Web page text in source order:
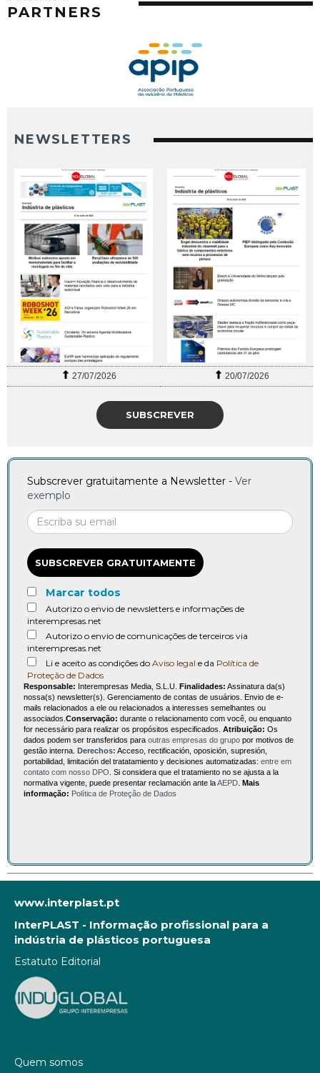
PARTNERS
NEWSLETTERS
27/07/2026 20/07/2026
SUBSCREVER
Subscrever gratuitamente a Newsletter - Ver
exemplo
SUBSCREVER GRATUITAMENTE
Marcar todos
Autorizo o envio de newsletters e informações de
interempresas.net
Autorizo o envio de comunicações de terceiros via
interempresas.net
Li e aceito as condições do Aviso legal e da Política de
Proteção de Dados
Responsable: Interempresas Media, S.L.U. Finalidades: Assinatura da(s)
nossa(s) newsletter(s). Gerenciamento de contas de usuários. Envio de e-
mails relacionados a ele ou relacionados a interesses semelhantes ou
associados. Conservação: durante o relacionamento com você, ou enquanto
for necessário para realizar os propósitos especificados. Atribuição: Os
dados podem ser transferidos para outras empresas do grupo por motivos de
gestão interna. Derechos: Acceso, rectificación, oposición, supresión,
portabilidad, limitación del tratatamiento y decisiones automatizadas: entre em
contato com nosso DPO . Si considera que el tratamiento no se ajusta a la
normativa vigente, puede presentar reclamación ante laAEPD Mais
informação: Política de Proteção de Dados
www.interplast.pt
InterPLAST - Informação profissional para a
indústria de plásticos portuguesa
Estatuto Editorial
Quem somos